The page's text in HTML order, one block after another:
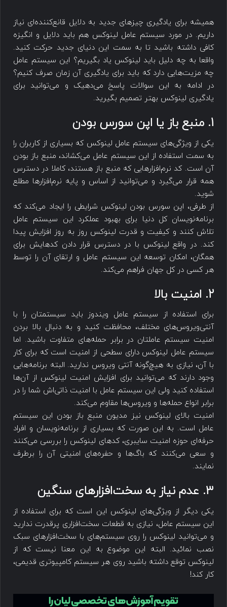
همیشه برای یادگیری چیزهای جدید به دلایل قانع‌کننده‌ای نیاز
داریم. در مورد سیستم عامل لینوکس هم باید دلایل و انگیزه
کافی داشته باشید تا به سمت این دنیای جدید حرکت کنید.
واقعا به چه دلیل باید لینوکس یاد بگیریم؟ این سیستم عامل
چه مزیت‌هایی دارد که باید برای یادگیری آن زمان صرف کنیم؟
در ادامه به این سوالات پاسخ می‌دهیک و می‌توانید برای
یادگیری لینوکس بهتر تصمیم بگیرید.
1. منبع باز یا اپن سورس بودن
یکی از ویژگی‌های سیستم عامل لینوکس که بسیاری از کاربران را
به سمت استفاده از این سیستم عامل می‌کشاند، منبع باز بودن
آن است. کد نرم‌افزارهایی که منبع باز هستند، کاملا در دسترس
همه قرار می‌گیرد و می‌توانید از اساس و پایه نرم‌افزارها مطلع
شوید.
از طرفی، اپن سورس بودن لینوکس شرایطی را ایجاد می‌کند که
برنامه‌نویسان کل دنیا برای بهبود عملکرد این سیستم عامل
تلاش کنند و کیفیت و قدرت لینوکس روز به روز افزایش پیدا
کند. در واقع لینوکس با در دسترس قرار دادن کدهایش برای
همگان، امکان توسعه این سیستم عامل و ارتقای آن را توسط
هر کسی در کل جهان فراهم می‌کند.
2. امنیت بالا
برای استفاده از سیستم عامل ویندوز باید سیستمتان را با
آنتی‌ویروس‌های مختلف، محافظت کنید و به دنبال بالا بردن
امنیت سیستم عاملتان در برابر حمله‌های متفاوت باشید. اما
سیستم عامل لینوکس دارای سطحی از امنیت است که برای کار
با آن، نیازی به هیچ‌گونه آنتی ویروس ندارید. البته برنامه‌هایی
وجود دارند که می‌توانید برای افزایش امنیت لینوکس از آن‌ها
استفاده کنید ولی این سیستم عامل با امنیت ذاتی‌اش شما را در
برابر انواع حمله‌ها و ویروس‌ها مقاوم می‌کند.
امنیت بالای لینوکس نیز مدیون منبع باز بودن این سیستم
عامل است. به این صورت که بسیاری از برنامه‌نویسان و افراد
حرفه‌ای حوزه امنیت سایبری، کدهای لینوکس را بررسی می‌کنند
و سعی می‌کنند که باگ‌ها و حفره‌های امنیتی آن را برطرف
نمایند.
3. عدم نیاز به سخت‌افزارهای سنگین
یکی دیگر از ویژگی‌های لینوکس این است که برای استفاده از
این سیستم عامل، نیازی به قطعات سخت‌افزاری پرقدرت ندارید
و می‌توانید لینوکس را روی سیستم‌های با سخت‌افزارهای سبک
نصب نمائید. البته این موضوع به این معنا نیست که از
لینوکس توقع داشته باشید روی هر سیستم کامپیوتری قدیمی،
کار کند!